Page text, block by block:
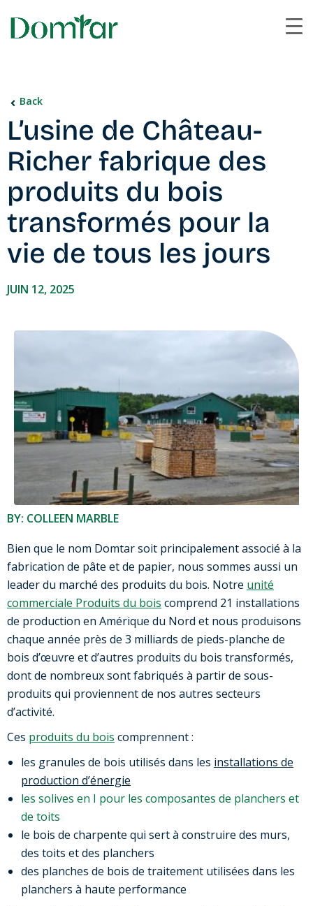
Back
L’usine de Château-
Richer fabrique des
produits du bois
transformés pour la
vie de tous les jours
JUIN 12, 2025
BY: COLLEEN MARBLE
Bien que le nom Domtar soit principalement associé à la
fabrication de pâte et de papier, nous sommes aussi un
leader du marché des produits du bois. Notre unité
commerciale Produits du bois comprend 21 installations
de production en Amérique du Nord et nous produisons
chaque année près de 3 milliards de pieds-planche de
bois d’œuvre et d’autres produits du bois transformés,
dont de nombreux sont fabriqués à partir de sous-
produits qui proviennent de nos autres secteurs
d’activité.
Ces produits du bois comprennent :
les granules de bois utilisés dans les installations de
production d’énergie
les solives en I pour les composantes de planchers et
de toits
le bois de charpente qui sert à construire des murs,
des toits et des planchers
des planches de bois de traitement utilisées dans les
planchers à haute performance